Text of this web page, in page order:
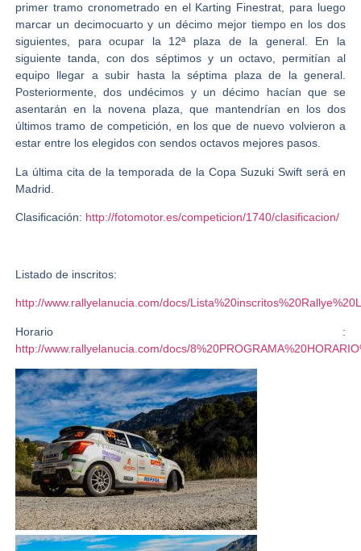
primer tramo cronometrado en el Karting Finestrat, para luego
marcar un decimocuarto y un décimo mejor tiempo en los dos
siguientes, para ocupar la 12ª plaza de la general. En la
siguiente tanda, con dos séptimos y un octavo, permitían al
equipo llegar a subir hasta la séptima plaza de la general.
Posteriormente, dos undécimos y un décimo hacían que se
asentarán en la novena plaza, que mantendrían en los dos
últimos tramo de competición, en los que de nuevo volvieron a
estar entre los elegidos con sendos octavos mejores pasos.
La última cita de la temporada de la Copa Suzuki Swift será en
Madrid.
Clasificación: http://fotomotor.es/competicion/1740/clasificacion/
Listado de inscritos:
http://www.rallyelanucia.com/docs/
Horario :
http://www.rallyelanucia.com/docs/